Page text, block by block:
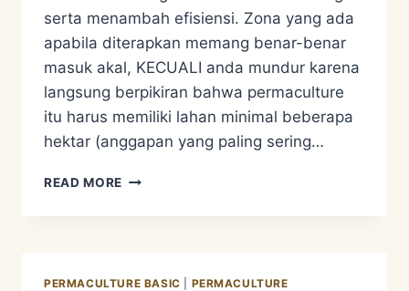
serta menambah efisiensi. Zona yang ada
apabila diterapkan memang benar-benar
masuk akal, KECUALI anda mundur karena
langsung berpikiran bahwa permaculture
itu harus memiliki lahan minimal beberapa
hektar (anggapan yang paling sering…
READ MORE MISKONSEPSI
NOMER
PERMACULTURE BASIC
PERMACULTURE